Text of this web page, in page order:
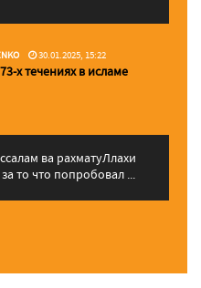
30.01.2025, 15:22
х течениях в исламе
то что попробовал ...